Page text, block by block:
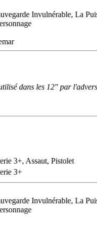
Invulnérable, La
dans les 12" par
3+, Assaut, Pistolet
3+
Invulnérable, La